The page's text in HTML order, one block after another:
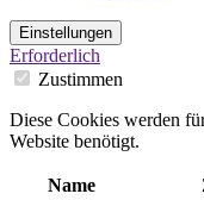
Einstellungen
Erforderlich
Zustimmen
Diese Cookies werden
Website benötigt.
Name